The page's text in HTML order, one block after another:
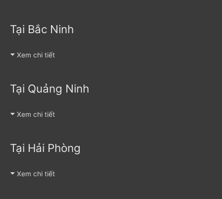
Tại Bắc Ninh
Xem chi tiết
Tại Quảng Ninh
Xem chi tiết
Tại Hải Phòng
Xem chi tiết